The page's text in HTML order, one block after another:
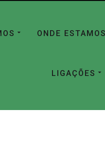
ONDE ESTAMOS
LIGAÇÕES